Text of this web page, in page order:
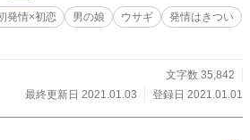
発情×初恋 男の娘 ウサギ
発情はきつい
文字数 35,842
最終更新日 2021.01.03
登録日 2021.01.01